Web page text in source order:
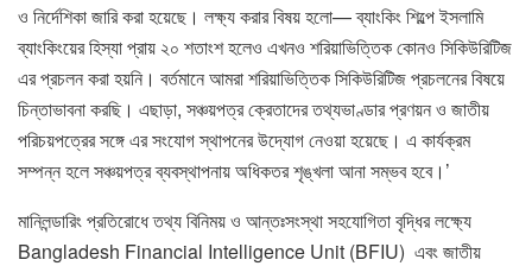
ও নির্দেশিকা জারি করা হয়েছে। লক্ষ্য করার বিষয় হলো— ব্যাংকিং শিল্পে ইসলামি
ব্যাংকিংয়ের হিস্যা প্রায় ২০ শতাংশ হলেও এখনও শরিয়াভিত্তিক কোনও সিকিউরিটিজ
এর প্রচলন করা হয়নি। বর্তমানে আমরা শরিয়াভিত্তিক সিকিউরিটিজ প্রচলনের বিষয়ে
চিন্তাভাবনা করছি। এছাড়া, সঞ্চয়পত্র ক্রেতাদের তথ্যভাণ্ডার প্রণয়ন ও জাতীয়
পরিচয়পত্রের সঙ্গে এর সংযোগ স্থাপনের উদ্যোগ নেওয়া হয়েছে। এ কার্যক্রম
সম্পন্ন হলে সঞ্চয়পত্র ব্যবস্থাপনায় অধিকতর শৃঙ্খলা আনা সম্ভব হবে।’
মানিলন্ডারিং প্রতিরোধে তথ্য বিনিময় ও আন্তঃসংস্থা সহযোগিতা বৃদ্ধির লক্ষ্যে
Bangladesh Financial Intelligence Unit (BFIU) এবং জাতীয়